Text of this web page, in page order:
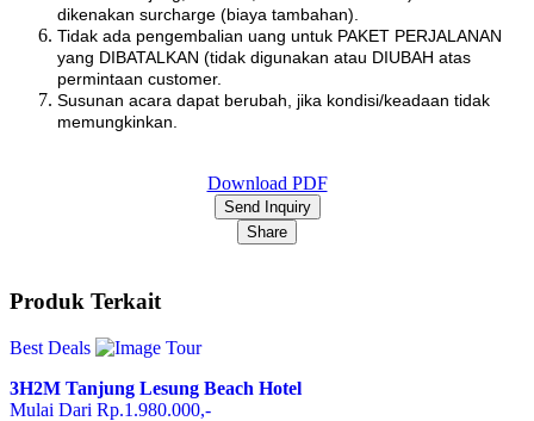
dikenakan surcharge (biaya tambahan).
Tidak ada pengembalian uang untuk PAKET PERJALANAN
yang DIBATALKAN (tidak digunakan atau DIUBAH atas
permintaan customer.
Susunan acara dapat berubah, jika kondisi/keadaan tidak
memungkinkan.
Download PDF
Send Inquiry
Share
Produk Terkait
Best Deals
3H2M Tanjung Lesung Beach Hotel
Mulai Dari Rp.1.980.000,-